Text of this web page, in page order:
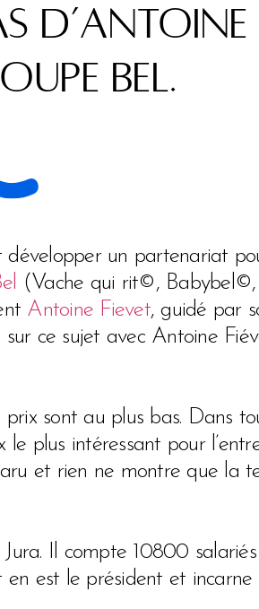
d’Antoine
Bel.
un partenariat
(Vache qui rit©,
Antoine Fievet, guidé par
sur ce sujet avec Antoine
sont au plus bas. Dans
plus intéressant pour
et rien ne montre que la
Il compte 10800
en est le président et